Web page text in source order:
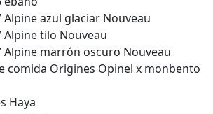
Alpine azul glaciar Nouveau
Alpine tilo Nouveau
Alpine marrón oscuro Nouveau
comida Origines Opinel x monbento
Haya